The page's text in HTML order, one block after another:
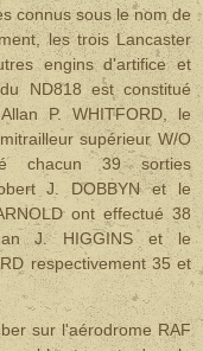
connus sous le nom de
les trois Lancaster
engins d'artifice et
ND818 est constitué
P. WHITFORD, le
supérieur W/O
chacun 39 sorties
J. DOBBYN et le
ont effectué 38
J. HIGGINS et le
respectivement 35 et
sur l'aérodrome RAF